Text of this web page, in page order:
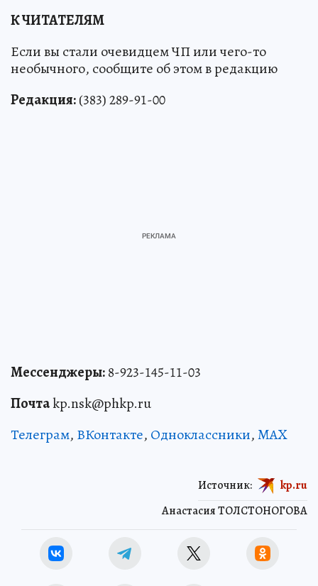
К ЧИТАТЕЛЯМ
Если вы стали очевидцем ЧП или чего-то
необычного, сообщите об этом в редакцию
Редакция:(383) 289-91-00
Мессенджеры:8-923-145-11-03
Почтаkp.nsk@phkp.ru
Телеграм, ВКонтакте, Одноклассники,MAX
Анастасия ТОЛСТОНОГОВА
Источник: kp.ru